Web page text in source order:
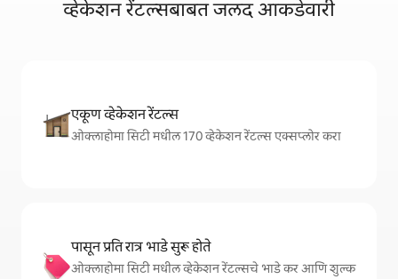
व्हेकेशन रेंटल्सबाबत जलद आकडेवारी
एकूण व्हेकेशन रेंटल्स
ओक्लाहोमा सिटी मधील 170 व्हेकेशन रेंटल्स एक्सप्लोर करा
पासून प्रति रात्र भाडे सुरू होते
ओक्लाहोमा सिटी मधील व्हेकेशन रेंटल्सचे भाडे कर आणि शुल्क